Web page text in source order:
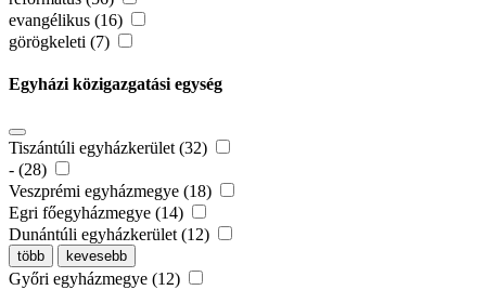
evangélikus (16)
görögkeleti (7)
Egyházi közigazgatási egység
Tiszántúli egyházkerület (32)
- (28)
Veszprémi egyházmegye (18)
Egri főegyházmegye (14)
Dunántúli egyházkerület (12)
több kevesebb
Győri egyházmegye (12)